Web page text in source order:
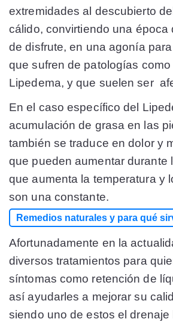
extremidades al descubierto
cálido, convirtiendo una época
de disfrute, en una agonía
que sufren de patologías
Lipedema, y que suelen ser
En el caso específico del
acumulación de grasa en las
también se traduce en dolor y
que pueden aumentar durante
que aumenta la temperatura y
son una constante.
Remedios naturales y para qué
Afortunadamente en la
diversos tratamientos para
síntomas como retención de
así ayudarles a mejorar su
siendo uno de estos el drenaje